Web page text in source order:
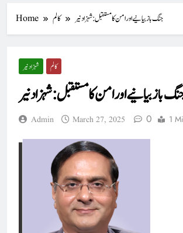
Home کالم جنگ باز بیانیے اور امن کا مستقبل : شہزاد نیر
شہزاد نیر کالم
باز بیانیے اور امن کا مستقبل : شہزاد نیر
Admin March 27, 2025 0 1